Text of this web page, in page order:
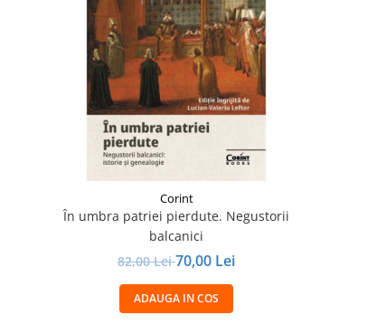
Corint
În umbra patriei pierdute. Negustorii
balcanici
82,00 Lei70,00 Lei
ADAUGA IN COS